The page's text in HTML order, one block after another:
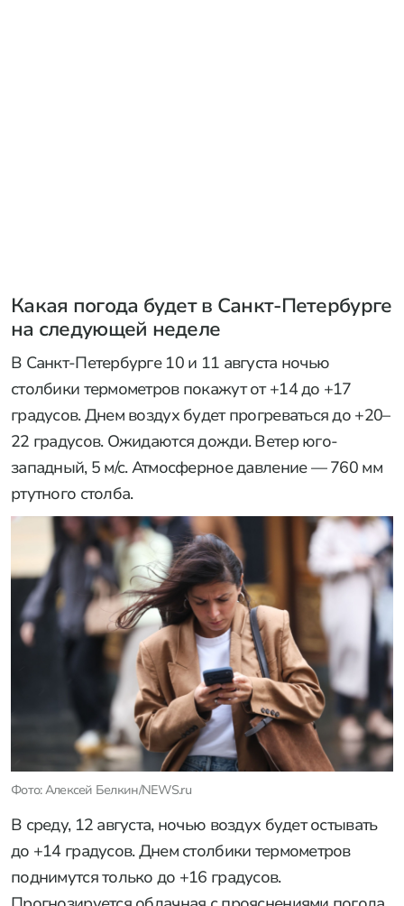
Какая погода будет в Санкт-Петербурге
на следующей неделе
В Санкт-Петербурге 10 и 11 августа ночью
столбики термометров покажут от +14 до +17
градусов. Днем воздух будет прогреваться до +20–
22 градусов. Ожидаются дожди. Ветер юго-
западный, 5 м/с. Атмосферное давление — 760 мм
ртутного столба.
Фото: Алексей Белкин/NEWS.ru
В среду, 12 августа, ночью воздух будет остывать
до +14 градусов. Днем столбики термометров
поднимутся только до +16 градусов.